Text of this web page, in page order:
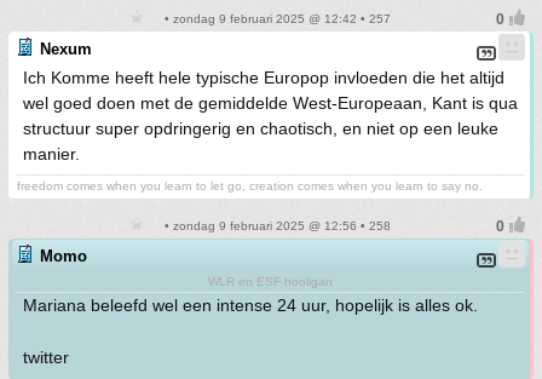
• zondag 9 februari 2025 @ 12:42 • 257
Nexum
Ich Komme heeft hele typische Europop invloeden die het altijd
wel goed doen met de gemiddelde West-Europeaan, Kant is qua
structuur super opdringerig en chaotisch, en niet op een leuke
manier.
freedom comes when you learn to let go, creation comes when you learn to say no.
• zondag 9 februari 2025 @ 12:56 • 258
Momo
WLR en ESF hooligan
Mariana beleefd wel een intense 24 uur, hopelijk is alles ok.
twitter